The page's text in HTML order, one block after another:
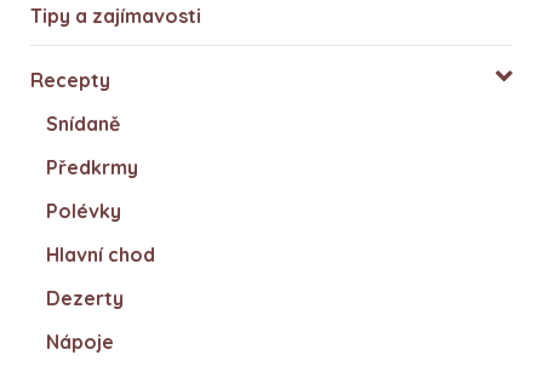
Tipy a zajímavosti
Recepty
Snídaně
Předkrmy
Polévky
Hlavní chod
Dezerty
Nápoje